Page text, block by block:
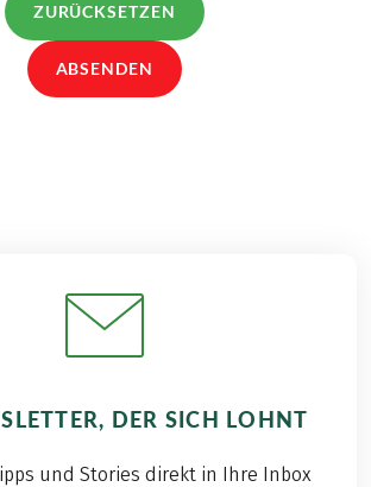
ZURÜCKSETZEN
ABSENDEN
DER SICH LOHNT
und Stories direkt in Ihre Inbox